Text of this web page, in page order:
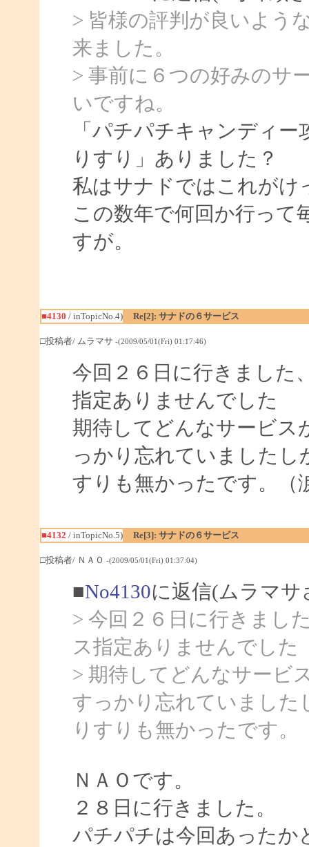
> 皆様の評判が良いよう
来ました。
> 事前に６つの好みのサ
いですね。
「パチパチキャンディ
りすり」ありました？
私はサナドではこれがけ
この数年で何回か行って
すが。
■4130 / inTopicNo.4) Re[2]: サナドの６サービス
□投稿者/ ムラマサ -(2009/05/01(Fri) 01:17:46)
今回２６日に行きました
指定ありませんでした
期待してどんなサービス
っかり忘れていました
すりも無かったです。（
■4132 / inTopicNo.5) Re[3]: サナドの６サービス
□投稿者/ ＮＡＯ -(2009/05/01(Fri) 01:37:04)
■No4130に返信(ムラマサ
> 今回２６日に行きまし
ス指定ありませんでした
> 期待してどんなサービ
すっかり忘れていました
りすりも無かったです。
ＮＡＯです。
２８日に行きました。
パチパチは今回あったか